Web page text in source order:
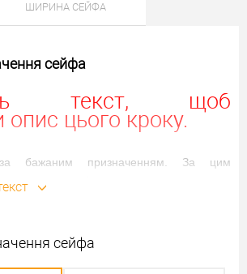
ШИРИНА СЕЙФА
сейфа
текст, щоб
опис цього кроку.
бажаним призначенням. За цим
вони поділяються на:
інформації. Або навпаки великі
шафи з просторим внутрішнім об’ємом.
сейфа